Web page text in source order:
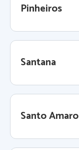
Pinheiros
Santana
Santo Amaro